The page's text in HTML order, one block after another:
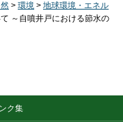
> 環境 > 地球環境・エネル
～自噴井戸における節水の
ク集